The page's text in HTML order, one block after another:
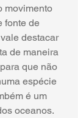
movimento
fonte de
destacar
de maneira
que não
espécie
é um
oceanos.